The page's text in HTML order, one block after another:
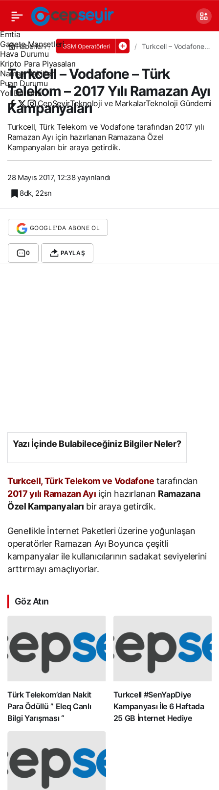
Covid 19
Döviz Kurları
Emtia
Gazete Manşetleri
Hava Durumu
Kripto Para Piyasaları
Namaz Vakitleri
Puan Durumu
Yol Durumu
CepSeyirTeknoloji ve MarkalarTeknoloji Gündemi
Haberler GSM Operatörleri
Turkcell – Vodafone –
Kampanyaları
Turkcell – Vodafone – Türk
Telekom – 2017 Yılı Ramazan Ayı
Kampanyaları
Turkcell, Türk Telekom ve Vodafone tarafından 2017 yılı
Ramazan Ayı için hazırlanan Ramazana Özel
Kampanyaları bir araya getirdik.
28 Mayıs 2017, 12:38yayınlandı
8dk, 22sn
GOOGLE'DA ABONE OL
0 PAYLAŞ
Yazı İçinde Bulabileceğiniz Bilgiler Neler?
Turkcell, Türk Telekom ve Vodafone tarafından
2017 yılı Ramazan Ayı için hazırlanan Ramazana
Özel Kampanyaları bir araya getirdik.
Genellikle İnternet Paketleri üzerine yoğunlaşan
operatörler Ramazan Ayı Boyunca çeşitli
kampanyalar ile kullanıcılarının sadakat seviyelerini
arttırmayı amaçlıyorlar.
Göz Atın
Türk Telekom’dan Nakit
Para Ödüllü ” Eleq Canlı
Bilgi Yarışması “
Turkcell #SenYapDiye
Kampanyası İle 6 Haftada
25 GB İnternet Hediye